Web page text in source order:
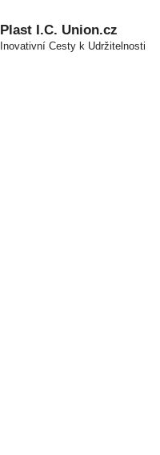
Plast I.C. Union.cz
Inovativní Cesty k Udržitelnosti